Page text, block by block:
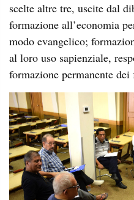
scelte altre tre, uscite dal
formazione all’economia
modo evangelico;
al loro uso sapienziale,
formazione permanente